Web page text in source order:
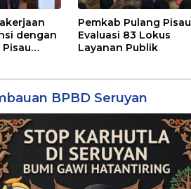
dengan
Pemkab Pulang Pisau
Evaluasi 83 Lokus
Layanan Publik
BPBD Seruyan